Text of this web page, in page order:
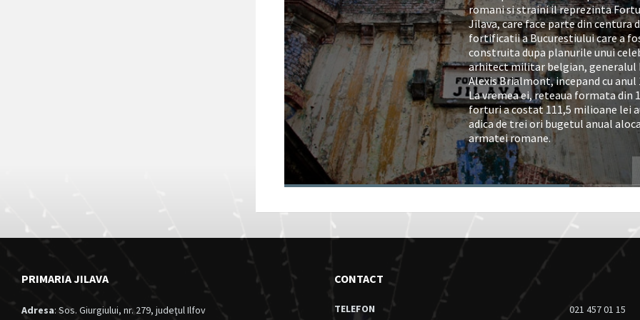
romani si straini il reprezinta
Jilava, care face parte din centura
fortificatii a Bucurestiului care a
construita dupa planurile unui
arhitect militar belgian, generalul
Alexis Brialmont, incepand cu anul
La vremea ei, reteaua formata din
forturi a costat 111,5 milioane lei
adica de trei ori bugetul anual
armatei romane.
PRIMARIA JILAVA
Adresa: Sos. Giurgiului, nr. 279, judeţul Ilfov
CONTACT
TELEFON 021 457 01 15